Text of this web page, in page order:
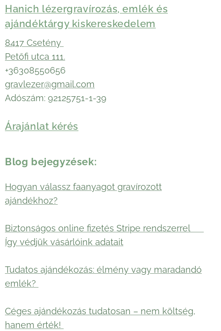
Hanich lézergravírozás, emlék és
ajándéktárgy kiskereskedelem
8417 Csetény
Petőfi utca 111.
+36308550656
gravlezer@gmail.com
Adószám: 92125751-1-39
Árajánlat kérés
Blog bejegyzések:
Hogyan válassz faanyagot gravírozott
ajándékhoz?
Biztonságos online fizetés Stripe rendszerrel 🛡️
Így védjük vásárlóink adatait
Tudatos ajándékozás: élmény vagy maradandó
emlék?
Céges ajándékozás tudatosan – nem költség,
hanem érték!